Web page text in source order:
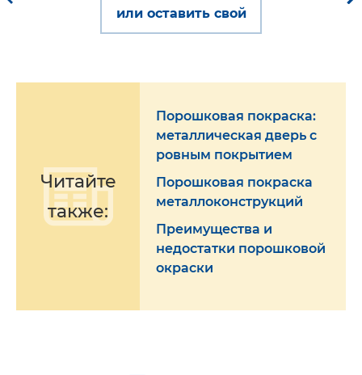
или оставить свой
Читайте
также:
Порошковая покраска:
металлическая дверь с
ровным покрытием
Порошковая покраска
металлоконструкций
Преимущества и
недостатки порошковой
окраски